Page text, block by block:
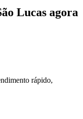
Lucas agora
rápido,